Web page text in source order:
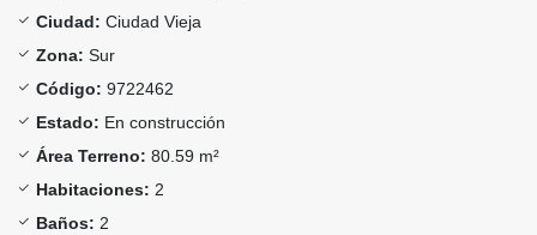
Ciudad: Ciudad Vieja
Zona: Sur
Código: 9722462
Estado: En construcción
Área Terreno: 80.59 m²
Habitaciones: 2
Baños: 2